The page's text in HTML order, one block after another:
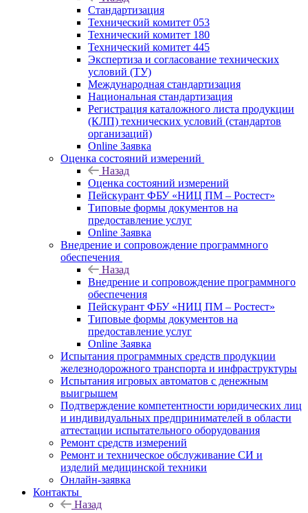
Стандартизация
Технический комитет 053
Технический комитет 180
Технический комитет 445
Экспертиза и согласование технических
условий (ТУ)
Международная стандартизация
Национальная стандартизация
Регистрация каталожного листа продукции
(КЛП) технических условий (стандартов
организаций)
Online Заявка
Оценка состояний измерений
Назад
Оценка состояний измерений
Пейскурант ФБУ «НИЦ ПМ – Ростест»
Типовые формы документов на
предоставление услуг
Online Заявка
Внедрение и сопровождение программного
обеспечения
Назад
Внедрение и сопровождение программного
обеспечения
Пейскурант ФБУ «НИЦ ПМ – Ростест»
Типовые формы документов на
предоставление услуг
Online Заявка
Испытания программных средств продукции
железнодорожного транспорта и инфраструктуры
Испытания игровых автоматов с денежным
выигрышем
Подтверждение компетентности юридических лиц
и индивидуальных предпринимателей в области
аттестации испытательного оборудования
Ремонт средств измерений
Ремонт и техническое обслуживание СИ и
изделий медицинской техники
Онлайн-заявка
Контакты
Назад